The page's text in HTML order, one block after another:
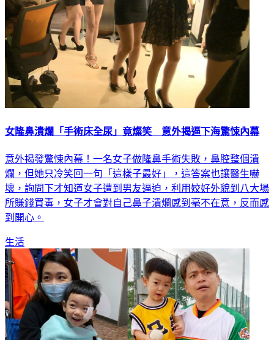
女隆鼻潰爛「手術床全尿」竟燦笑 意外揭逼下海驚悚內幕
意外揭發驚悚內幕！一名女子做隆鼻手術失敗，鼻腔整個潰
爛，但她只冷笑回一句「這樣子最好」，這答案也讓醫生嚇
壞，詢問下才知道女子遭到男友逼迫，利用姣好外貌到八大場
所賺錢買毒，女子才會對自己鼻子潰爛感到毫不在意，反而感
到開心。
生活